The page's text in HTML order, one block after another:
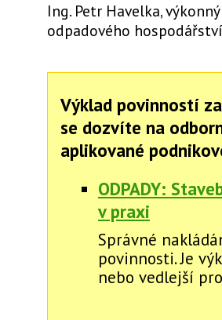
Ing. Petr Havelka,
odpadového
Výklad povinností
se dozvíte na
aplikované
ODPADY:
v praxi
Správné
povinnosti. Je
nebo vedlejší